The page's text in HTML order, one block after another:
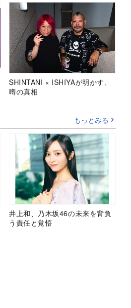
SHINTANI × ISHIYAが明かす、
噂の真相
もっとみる
井上和、乃木坂46の未来を背負
う責任と覚悟